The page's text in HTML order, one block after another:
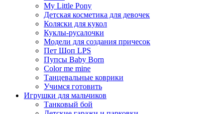
My Little Pony
Детская косметика для девочек
Коляски для кукол
Куклы-русалочки
Модели для создания причесок
Пет Шоп LPS
Пупсы Baby Born
Сolor me mine
Танцевальные коврики
Учимся готовить
Игрушки для мальчиков
Танковый бой